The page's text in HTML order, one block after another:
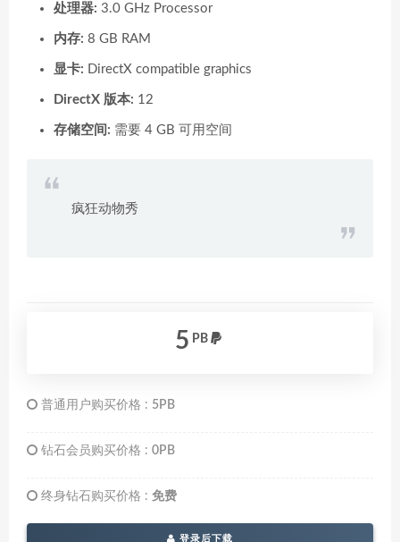
处理器: 3.0 GHz Processor
内存: 8 GB RAM
显卡: DirectX compatible graphics
DirectX 版本: 12
存储空间: 需要 4 GB 可用空间
疯狂动物秀
5 PB
普通用户购买价格 : 5PB
钻石会员购买价格 : 0PB
终身钻石购买价格 : 免费
登录后下载